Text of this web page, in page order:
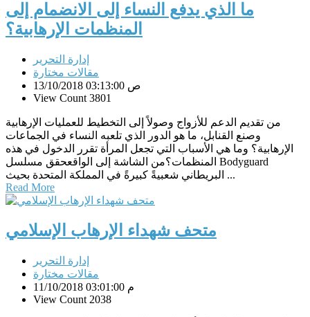
ما الذي يدفع النساء إلى الانضمام إلى
المنظمات الإرهابية؟
إدارة التحرير
مقالات مختارة
13/10/2018 03:13:00 ص
View Count 3801
من تقديم الدعم للأزواج وصولاً إلى التخطيط للعمليات الإرهابية
وصنع القنابل، ما هو الدور الذي تلعبه النساء في الجماعات
الإرهابية؟ وما هي الأسباب التي تجعل المرأة تقرر الدخول في هذه
المنظمات؟من الشاشة إلى الواقعحقق مسلسل Bodyguard
البريطاني شعبيةً كبيرةً في المملكة المتحدة بحيث ...
Read More
متحف شهداء الإرهاب الإسلامي
إدارة التحرير
مقالات مختارة
11/10/2018 03:01:00 م
View Count 2038